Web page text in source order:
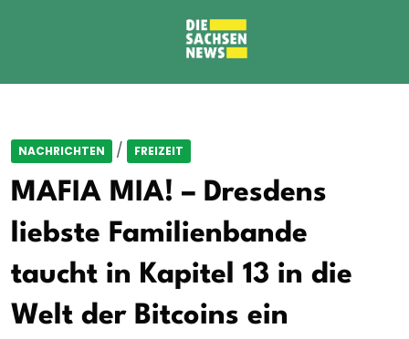
NACHRICHTEN / FREIZEIT
MAFIA MIA! – Dresdens
liebste Familienbande
taucht in Kapitel 13 in die
Welt der Bitcoins ein